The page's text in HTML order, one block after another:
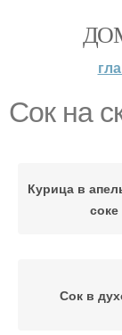
Сок на
Курица в
соке
Сок в